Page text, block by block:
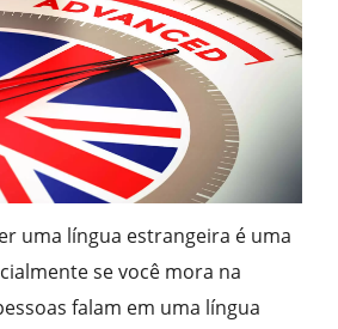
uma língua estrangeira é uma
se você mora na
falam em uma língua